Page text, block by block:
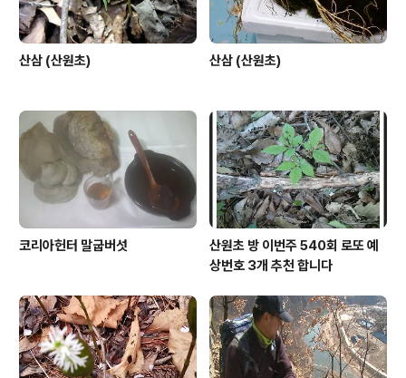
산삼 (산원초) 산삼 (산원초)
코리아헌터 말굽버섯
산원초 방 이번주 540회 로또 예
상번호 3개 추천 합니다